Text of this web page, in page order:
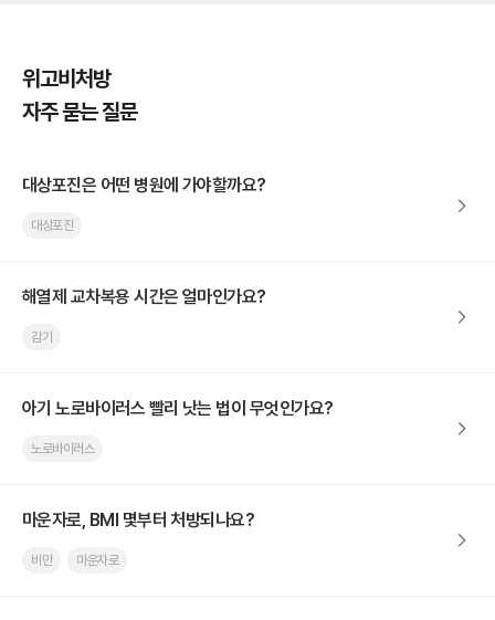
위고비처방
자주 묻는 질문
대상포진은 어떤 병원에 가야할까요?
대상포진
해열제 교차복용 시간은 얼마인가요?
감기
아기 노로바이러스 빨리 낫는 법이 무엇인가요?
노로바이러스
마운자로, BMI 몇부터 처방되나요?
비만 마운자로